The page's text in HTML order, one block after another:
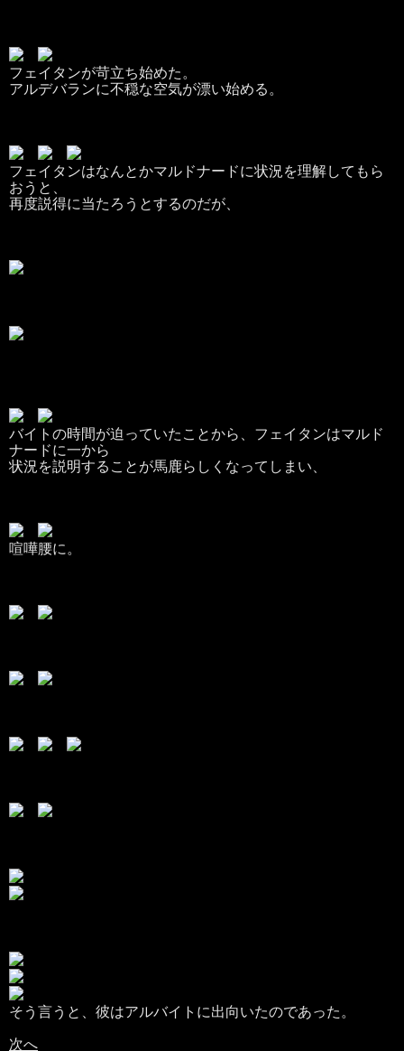
フェイタンが苛立ち始めた。
アルデバランに不穏な空気が漂い始める。
フェイタンはなんとかマルドナードに状況を理解してもら
おうと、
再度説得に当たろうとするのだが、
バイトの時間が迫っていたことから、フェイタンはマルド
ナードに一から
状況を説明することが馬鹿らしくなってしまい、
喧嘩腰に。
そう言うと、彼はアルバイトに出向いたのであった。
次へ